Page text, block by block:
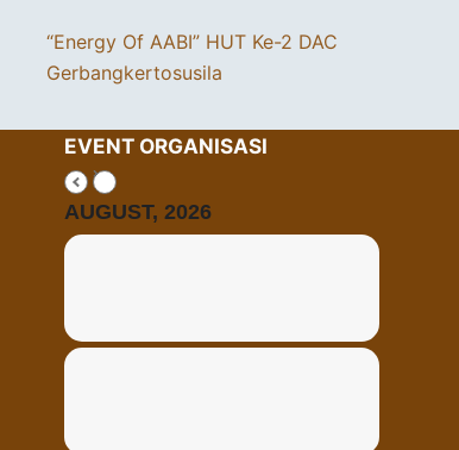
“Energy Of AABI” HUT Ke-2 DAC
Gerbangkertosusila
EVENT ORGANISASI
AUGUST, 2026